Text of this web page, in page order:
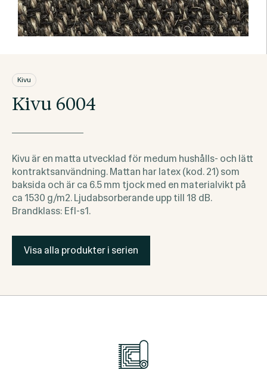
Kivu
Kivu 6004
Kivu är en matta utvecklad för medum hushålls- och lätt
kontraktsanvändning. Mattan har latex (kod. 21) som
baksida och är ca 6.5 mm tjock med en materialvikt på
ca 1530 g/m2. Ljudabsorberande upp till 18 dB.
Brandklass: Efl-s1.
Visa alla produkter i serien